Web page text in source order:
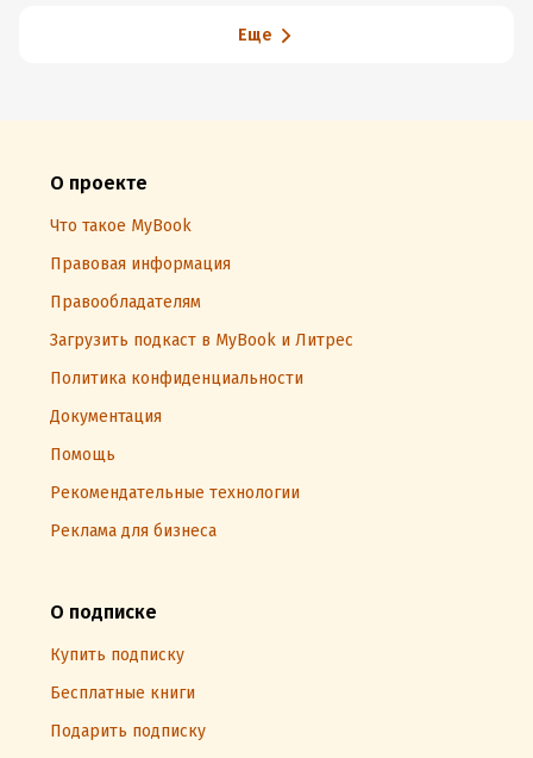
Еще
О проекте
Что такое MyBook
Правовая информация
Правообладателям
Загрузить подкаст в MyBook и Литрес
Политика конфиденциальности
Документация
Помощь
Рекомендательные технологии
Реклама для бизнеса
О подписке
Купить подписку
Бесплатные книги
Подарить подписку